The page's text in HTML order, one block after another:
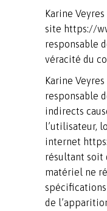
Karine
site https://
responsable
véracité du
Karine
responsable
indirects
l’utilisateur,
internet
résultant soit
matériel ne
de